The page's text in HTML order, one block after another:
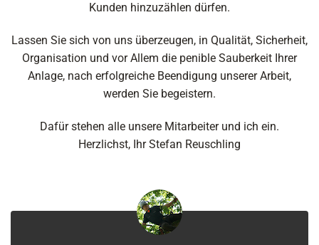
Kunden hinzuzählen dürfen.
Lassen Sie sich von uns überzeugen, in Qualität, Sicherheit,
Organisation und vor Allem die penible Sauberkeit Ihrer
Anlage, nach erfolgreiche Beendigung unserer Arbeit,
werden Sie begeistern.
Dafür stehen alle unsere Mitarbeiter und ich ein.
Herzlichst, Ihr Stefan Reuschling